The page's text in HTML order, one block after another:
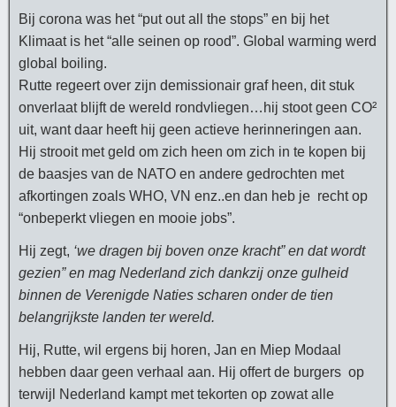
Bij corona was het “put out all the stops” en bij het
Klimaat is het “alle seinen op rood”. Global warming werd
global boiling.
Rutte regeert over zijn demissionair graf heen, dit stuk
onverlaat blijft de wereld rondvliegen…hij stoot geen CO²
uit, want daar heeft hij geen actieve herinneringen aan.
Hij strooit met geld om zich heen om zich in te kopen bij
de baasjes van de NATO en andere gedrochten met
afkortingen zoals WHO, VN enz..en dan heb je recht op
“onbeperkt vliegen en mooie jobs”.
Hij zegt, ‘we dragen bij boven onze kracht” en dat wordt
gezien” en mag Nederland zich dankzij onze gulheid
binnen de Verenigde Naties scharen onder de tien
belangrijkste landen ter wereld.
Hij, Rutte, wil ergens bij horen, Jan en Miep Modaal
hebben daar geen verhaal aan. Hij offert de burgers op
terwijl Nederland kampt met tekorten op zowat alle